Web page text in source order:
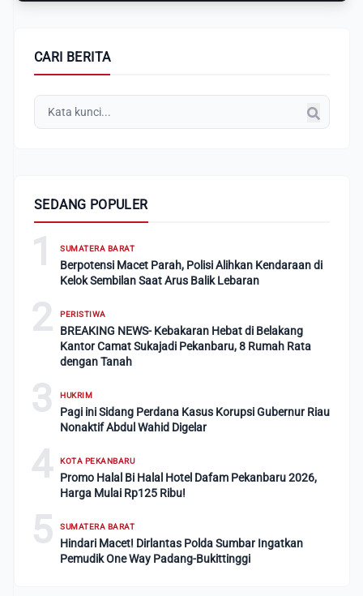
CARI BERITA
SEDANG POPULER
1 SUMATERA BARAT
Berpotensi Macet Parah, Polisi Alihkan Kendaraan di
Kelok Sembilan Saat Arus Balik Lebaran
2 PERISTIWA
BREAKING NEWS- Kebakaran Hebat di Belakang
Kantor Camat Sukajadi Pekanbaru, 8 Rumah Rata
dengan Tanah
3 HUKRIM
Pagi ini Sidang Perdana Kasus Korupsi Gubernur Riau
Nonaktif Abdul Wahid Digelar
4 KOTA PEKANBARU
Promo Halal Bi Halal Hotel Dafam Pekanbaru 2026,
Harga Mulai Rp125 Ribu!
5 SUMATERA BARAT
Hindari Macet! Dirlantas Polda Sumbar Ingatkan
Pemudik One Way Padang-Bukittinggi